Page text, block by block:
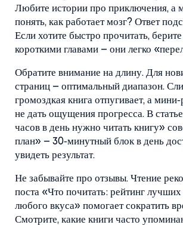
Любите истории про приключения, а
понять, как работает мозг? Ответ
Если хотите быстро прочитать,
короткими главами – они легко
Обратите внимание на длину. Для
страниц – оптимальный диапазон.
громоздкая книга отпугивает, а
не дать ощущения прогресса. В
часов в день нужно читать книгу»
план» – 30‑минутный блок в день
увидеть результат.
Не забывайте про отзывы. Чтение
поста «Что почитать: рейтинг лучших
любого вкуса» помогает сократить
Смотрите, какие книги часто